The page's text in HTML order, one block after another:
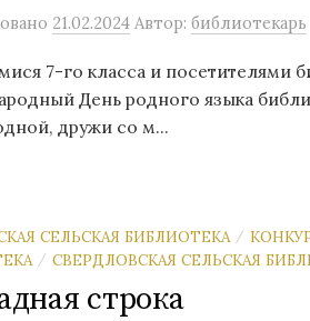
21.02.2024 Автор: библиотекарь
7-го класса и посетителями
День родного языка
дружи со м...
СЕЛЬСКАЯ БИБЛИОТЕКА /
/ СВЕРДЛОВСКАЯ СЕЛЬСКАЯ
строка